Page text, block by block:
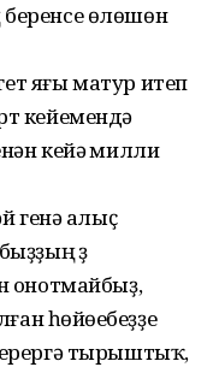
өлөшөн
яғы матур итеп
кейемендә
кейәү милли
генә алыҫ
үҙ
онотмайбыҙ,
һөйөүебеҙҙе
тырыштыҡ,